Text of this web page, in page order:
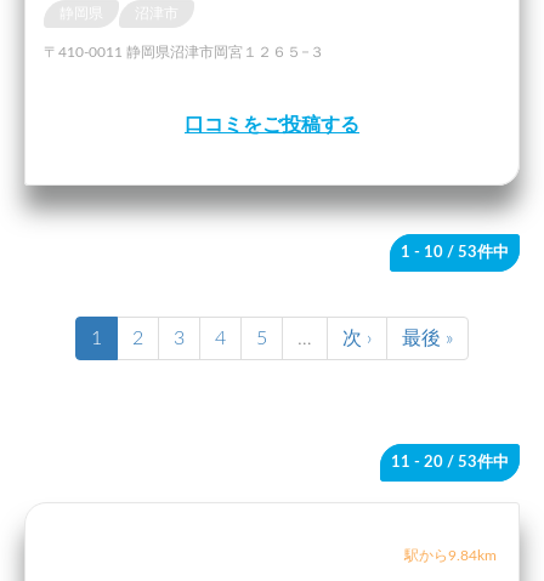
〒410-0011 静岡県沼津市岡宮１２６５−３
口コミをご投稿する
1 - 10 / 53件中
1 2 3 4 5 … 次 › 最後 »
11 - 20 / 53件中
駅から9.84km